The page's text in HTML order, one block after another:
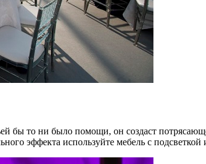
бы то ни было помощи, он создаст
эффекта используйте мебель с